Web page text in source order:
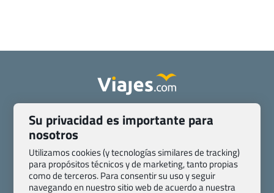
Quienes somos
Contacto
Pasaporte, Visado, Salud y otras disposiciones específicas
Blog de Viajes.com
Preguntas frecuentes
Condiciones generales
Política de privacidad y cookies
Transparencia
Todas las páginas – sitemap
Su privacidad es importante para
nosotros
Utilizamos cookies (y tecnologías similares de tracking)
para propósitos técnicos y de marketing, tanto propias
como de terceros. Para consentir su uso y seguir
navegando en nuestro sitio web de acuerdo a nuestra